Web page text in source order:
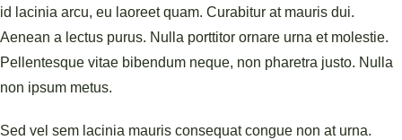
id lacinia arcu, eu laoreet quam. Curabitur at mauris dui.
Aenean a lectus purus. Nulla porttitor ornare urna et molestie.
Pellentesque vitae bibendum neque, non pharetra justo. Nulla
non ipsum metus.
Sed vel sem lacinia mauris consequat congue non at urna.